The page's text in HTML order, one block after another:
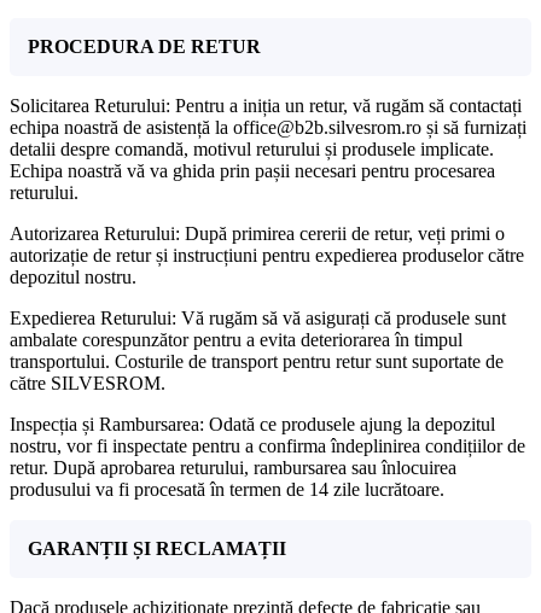
PROCEDURA DE RETUR
Solicitarea Returului: Pentru a iniția un retur, vă rugăm să contactați
echipa noastră de asistență la office@b2b.silvesrom.ro și să furnizați
detalii despre comandă, motivul returului și produsele implicate.
Echipa noastră vă va ghida prin pașii necesari pentru procesarea
returului.
Autorizarea Returului: După primirea cererii de retur, veți primi o
autorizație de retur și instrucțiuni pentru expedierea produselor către
depozitul nostru.
Expedierea Returului: Vă rugăm să vă asigurați că produsele sunt
ambalate corespunzător pentru a evita deteriorarea în timpul
transportului. Costurile de transport pentru retur sunt suportate de
către SILVESROM.
Inspecția și Rambursarea: Odată ce produsele ajung la depozitul
nostru, vor fi inspectate pentru a confirma îndeplinirea condițiilor de
retur. După aprobarea returului, rambursarea sau înlocuirea
produsului va fi procesată în termen de 14 zile lucrătoare.
GARANȚII ȘI RECLAMAȚII
Dacă produsele achiziționate prezintă defecte de fabricație sau